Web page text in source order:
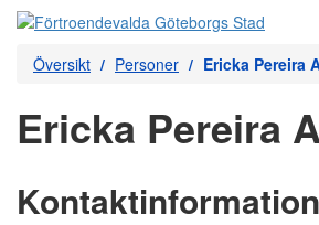
Översikt Personer Ericka Pereira
Ericka Pereira
Kontaktinformation